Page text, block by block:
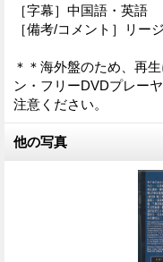
［字幕］中国語・英語
［備考/コメント］リー
＊＊海外盤のため、再
ン・フリーDVDプレー
注意ください。
他の写真